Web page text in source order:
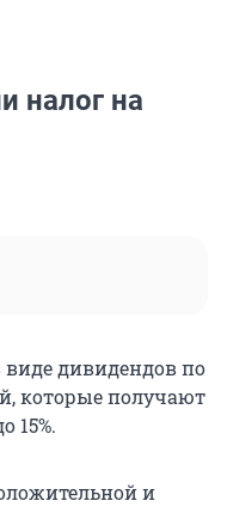
налог на
виде дивидендов по
которые получают
15%.
и